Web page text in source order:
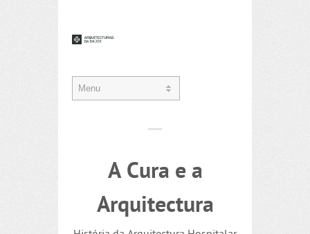
A Cura e a
Arquitectura